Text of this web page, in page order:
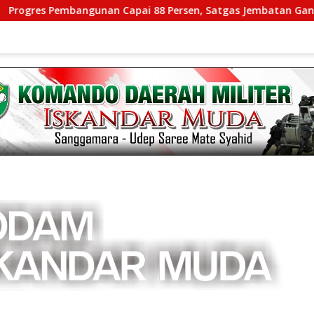
Pembangunan Capai 88 Persen, Satgas Jembatan Gantung